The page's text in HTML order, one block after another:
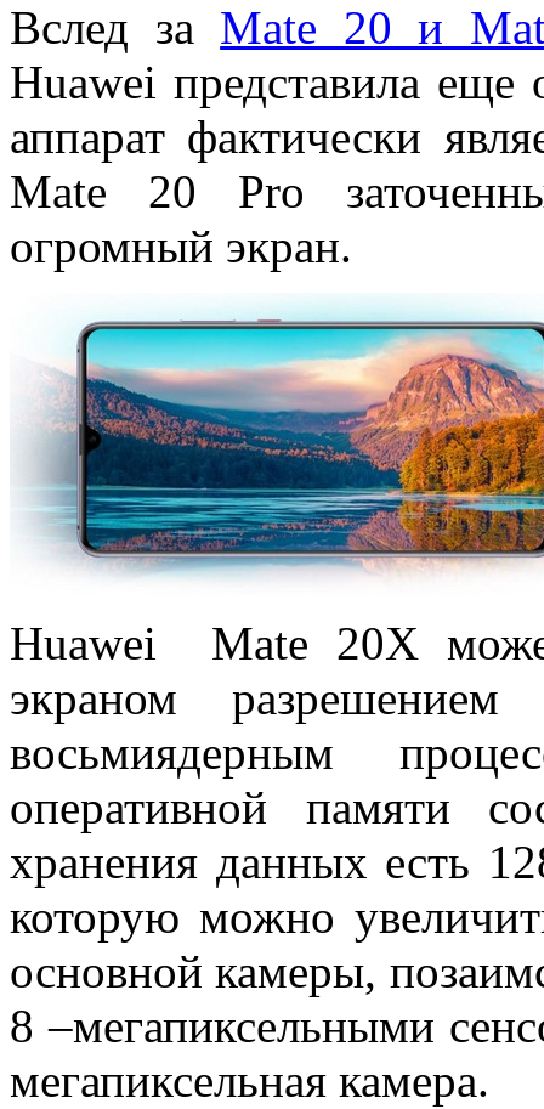
Вслед за Mate 20 и
Huawei представила
аппарат фактически
Mate 20 Pro
огромный экран.
Huawei Mate 20X
экраном
восьмиядерным
оперативной памяти
хранения данных есть
которую можно
основной камеры,
8 –мегапиксельными
мегапиксельная камера.